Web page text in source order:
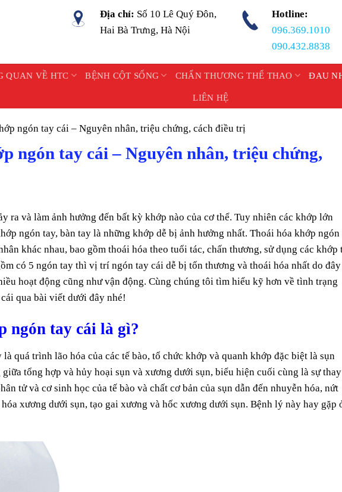
Địa chỉ: Số 10 Lê Quý Đôn,
Hai Bà Trưng, Hà Nội
Hotline:
096.369.1010
090.432.8838
QUAN VỀ HTC BỆNH CỘT SỐNG CHẤN THƯƠNG THỂ THAO ĐAU
LIÊN HỆ
ngón tay cái – Nguyên nhân, triệu chứng, cách điều trị
ngón tay cái – Nguyên nhân, triệu chứng,
ra và làm ảnh hưởng đến bất kỳ khớp nào của cơ thể. Tuy nhiên các khớp lớn
ngón tay, bàn tay là những khớp dễ bị ảnh hưởng nhất. Thoái hóa khớp ngón
khác nhau, bao gồm thoái hóa theo tuổi tác, chấn thương, sử dụng các khớp
có 5 ngón tay thì vị trí ngón tay cái dễ bị tổn thương và thoái hóa nhất do
hoạt động cũng như vận động. Cùng chúng tôi tìm hiểu kỹ hơn về tình trạng
qua bài viết dưới đây nhé!
ngón tay cái là gì?
quá trình lão hóa của các tế bào, tổ chức khớp và quanh khớp đặc biệt là sụn
giữa tổng hợp và hủy hoại sụn và xương dưới sụn, biểu hiện cuối cùng là sự thay
tử và cơ sinh học của tế bào và chất cơ bản của sụn dẫn đến nhuyễn hóa, nứt
xương dưới sụn, tạo gai xương và hốc xương dưới sụn. Bệnh lý này hay gặp